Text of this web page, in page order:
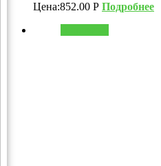
Цена:852.00 Р Подробнее